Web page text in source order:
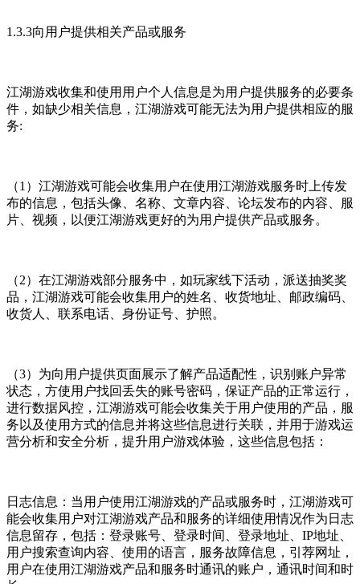
1.3.3向用户提供相关产品或服务
江湖游戏收集和使用用户个人信息是为用户提供服务的必要条
件，如缺少相关信息，江湖游戏可能无法为用户提供相应的服
务:
（1）江湖游戏可能会收集用户在使用江湖游戏服务时上传发
布的信息，包括头像、名称、文章内容、论坛发布的内容、服
片、视频，以便江湖游戏更好的为用户提供产品或服务。
（2）在江湖游戏部分服务中，如玩家线下活动，派送抽奖奖
品，江湖游戏可能会收集用户的姓名、收货地址、邮政编码、
收货人、联系电话、身份证号、护照。
（3）为向用户提供页面展示了解产品适配性，识别账户异常
状态，方使用户找回丢失的账号密码，保证产品的正常运行，
进行数据风控，江湖游戏可能会收集关于用户使用的产品，服
务以及使用方式的信息并将这些信息进行关联，并用于游戏运
营分析和安全分析，提升用户游戏体验，这些信息包括：
日志信息：当用户使用江湖游戏的产品或服务时，江湖游戏可
能会收集用户对江湖游戏产品和服务的详细使用情况作为日志
信息留存，包括：登录账号、登录时间、登录地址、IP地址、
用户搜索查询内容、使用的语言，服务故障信息，引荐网址，
用户在使用江湖游戏产品和服务时通讯的账户，通讯时间和时